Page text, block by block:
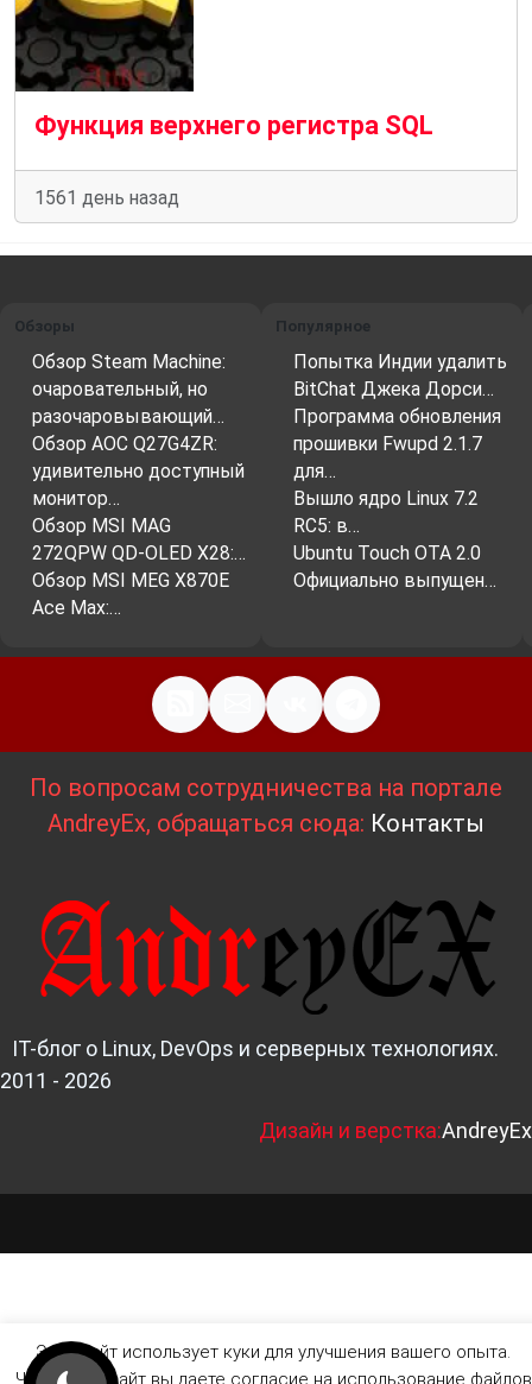
Функция верхнего регистра SQL
1561 день назад
Обзоры
Обзор Steam Machine:
очаровательный, но
разочаровывающий…
Обзор AOC Q27G4ZR:
удивительно доступный
монитор…
Обзор MSI MAG
272QPW QD-OLED X28:…
Обзор MSI MEG X870E
Ace Max:…
Популярное
Попытка Индии удалить
BitChat Джека Дорси…
Программа обновления
прошивки Fwupd 2.1.7
для…
Вышло ядро ​​Linux 7.2
RC5: в…
Ubuntu Touch OTA 2.0
Официально выпущен…
По вопросам сотрудничества на портале
AndreyEx, обращаться сюда: Контакты
IT-блог о Linux, DevOps и серверных технологиях.
2011 - 2026
Дизайн и верстка:AndreyEx
Этот сайт использует куки для улучшения вашего опыта.
Читая этот сайт вы даете согласие на использование файлов